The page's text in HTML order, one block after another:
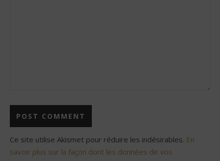
Ce site utilise Akismet pour réduire les indésirables. En
savoir plus sur la façon dont les données de vos